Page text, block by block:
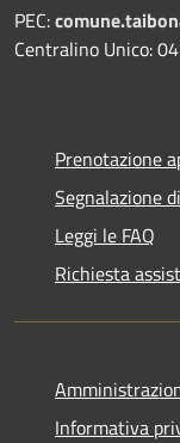
PEC:
Centralino Unico:
Prenotazione
Segnalazione
Leggi le FAQ
Richiesta
Informativa